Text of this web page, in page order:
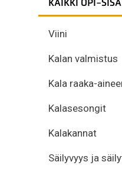
Viini
Kalan valmistus
Kala raaka-
Kalasesongit
Kalakannat
Säilyvyys ja